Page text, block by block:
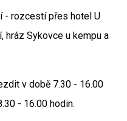
- rozcestí přes hotel U
hráz Sykovce u kempu a
v době 7.30 - 16.00
- 16.00 hodin.